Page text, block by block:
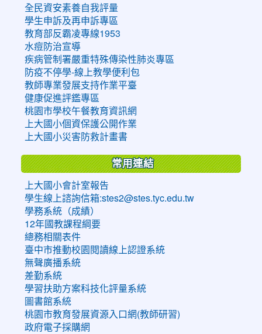
全民資安素養自我評量
學生申訴及再申訴專區
教育部反霸凌專線1953
水痘防治宣導
疾病管制署嚴重特殊傳染性肺炎專區
防疫不停學-線上教學便利包
教師專業發展支持作業平臺
健康促進評鑑專區
桃園市學校午餐教育資訊網
上大國小個資保護公開作業
上大國小災害防救計畫書
常用連結
上大國小會計室報告
學生線上諮詢信箱:stes2@stes.tyc.edu.tw
學務系統（成績）
12年國教課程綱要
總務相關表件
臺中市推動校園閱讀線上認證系統
無聲廣播系統
差勤系統
學習扶助方案科技化評量系統
圖書館系統
桃園市教育發展資源入口網(教師研習)
政府電子採購網